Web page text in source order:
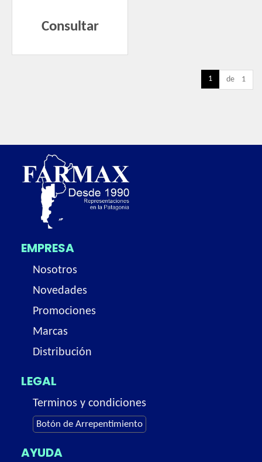
Consultar
1 de 1
EMPRESA
Nosotros
Novedades
Promociones
Marcas
Distribución
LEGAL
Terminos y condiciones
Botón de Arrepentimiento
AYUDA